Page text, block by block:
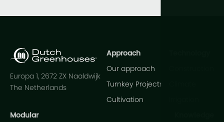
Europa 1, 2672 ZX Naaldwijk
The Netherlands
Approach
Our approach
Turnkey Projects
Cultivation
Modular